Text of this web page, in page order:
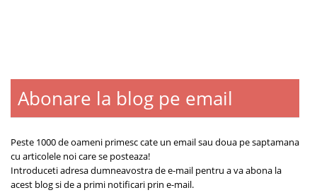
Abonare la blog pe email
Peste 1000 de oameni primesc cate un email sau doua pe saptamana
cu articolele noi care se posteaza!
Introduceti adresa dumneavostra de e-mail pentru a va abona la
acest blog si de a primi notificari prin e-mail.
Contact